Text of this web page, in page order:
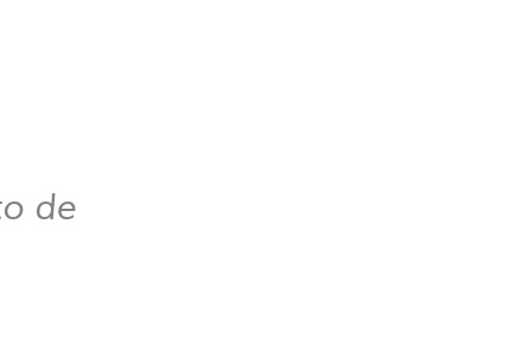
de